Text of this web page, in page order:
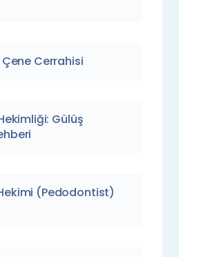
Çene Cerrahisi
Gülüş
(Pedodontist)